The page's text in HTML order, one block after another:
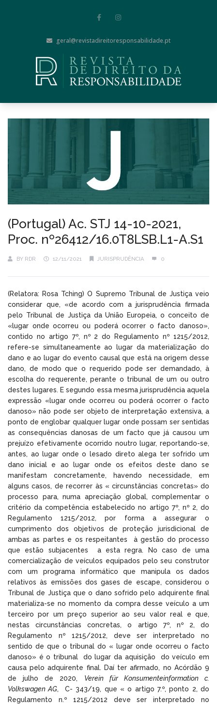
geral@revistadireitoresponsabilidade.pt
(Portugal) Ac. STJ 14-10-2021,
Proc. nº26412/16.0T8LSB.L1-A.S1
BY RDR 12/11/2021 JURISPRUDÊNCIA 0
(Relatora: Rosa Tching) O Supremo Tribunal de Justiça veio
considerar que, «de acordo com a jurisprudência firmada
pelo Tribunal de Justiça da União Europeia, o conceito de
«lugar onde ocorreu ou poderá ocorrer o facto danoso»,
contido no artigo 7º, nº 2 do Regulamento nº 1215/2012,
refere-se simultaneamente ao lugar da materialização do
dano e ao lugar do evento causal que está na origem desse
dano, de modo que o requerido pode ser demandado, à
escolha do requerente, perante o tribunal de um ou outro
destes lugares. E segundo essa mesma jurisprudência aquela
expressão «lugar onde ocorreu ou poderá ocorrer o facto
danoso» não pode ser objeto de interpretação extensiva, a
ponto de englobar qualquer lugar onde possam ser sentidas
as consequências danosas de um facto que já causou um
prejuízo efetivamente ocorrido noutro lugar, reportando-se,
antes, ao lugar onde o lesado direto alega ter sofrido um
dano inicial e ao lugar onde os efeitos deste dano se
manifestam concretamente, havendo necessidade, em
alguns casos, de recorrer às « circunstâncias concretas» do
processo para, numa apreciação global, complementar o
critério da competência estabelecido no artigo 7º, nº 2, do
Regulamento 1215/2012, por forma a assegurar o
cumprimento dos objetivos de proteção jurisdicional de
ambas as partes e os respeitantes à gestão do processo
que estão subjacentes a esta regra. No caso de uma
comercialização de veículos equipados pelo seu construtor
com um programa informático que manipula os dados
relativos às emissões dos gases de escape, considerou o
Tribunal de Justiça que o dano sofrido pelo adquirente final
materializa-se no momento da compra desse veículo a um
terceiro por um preço superior ao seu valor real e que,
nestas circunstâncias concretas, o artigo 7º, nº 2, do
Regulamento nº 1215/2012, deve ser interpretado no
sentido de que o tribunal do « lugar onde ocorreu o facto
danoso» é o tribunal do lugar da aquisição do veículo em
causa pelo adquirente final. Daí ter afirmado, no Acórdão 9
de julho de 2020, Verein für Konsumenteinformation c.
Volkswagen AG, C- 343/19, que « o artigo 7.º, ponto 2, do
Regulamento n.º 1215/2012 deve ser interpretado no